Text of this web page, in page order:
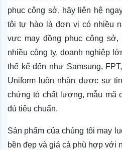
phục công sở, hãy liên hệ
tôi tự hào là đơn vị có nhiều
vực may đồng phục công
nhiều công ty, doanh nghiệp
thể kể đến như Samsung,
Uniform luôn nhận được sự
chứng tỏ chất lượng, mẫu mã
đủ tiêu chuẩn.
Sản phẩm của chúng tôi may
bền đẹp và giá cả phù hợp với